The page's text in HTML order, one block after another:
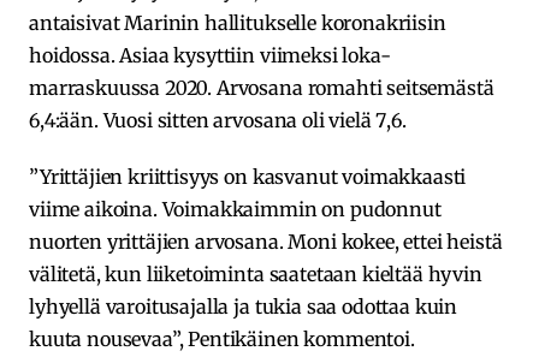
antaisivat Marinin hallitukselle koronakriisin
hoidossa. Asiaa kysyttiin viimeksi loka-
marraskuussa 2020. Arvosana romahti seitsemästä
6,4:ään. Vuosi sitten arvosana oli vielä 7,6.
”Yrittäjien kriittisyys on kasvanut voimakkaasti
viime aikoina. Voimakkaimmin on pudonnut
nuorten yrittäjien arvosana. Moni kokee, ettei heistä
välitetä, kun liiketoiminta saatetaan kieltää hyvin
lyhyellä varoitusajalla ja tukia saa odottaa kuin
kuuta nousevaa”, Pentikäinen kommentoi.